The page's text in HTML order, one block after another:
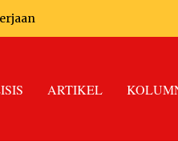
ARTIKEL